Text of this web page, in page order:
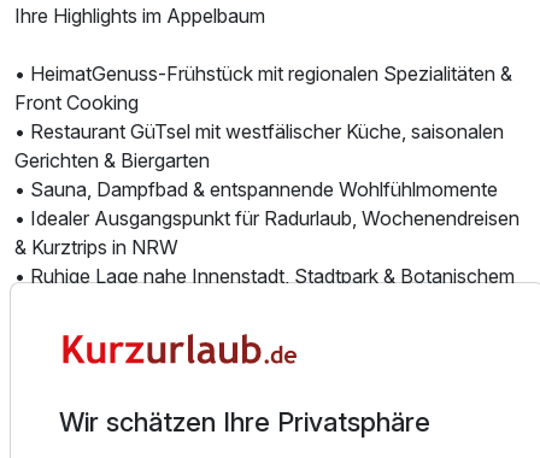
Ihre Highlights im Appelbaum
• HeimatGenuss-Frühstück mit regionalen Spezialitäten &
Front Cooking
• Restaurant GüTsel mit westfälischer Küche, saisonalen
Gerichten & Biergarten
• Sauna, Dampfbad & entspannende Wohlfühlmomente
• Idealer Ausgangspunkt für Radurlaub, Wochenendreisen
& Kurztrips in NRW
• Ruhige Lage nahe Innenstadt, Stadtpark & Botanischem
• Kostenfreies Highspeed-WLAN & Parkplätze direkt am
Die 58 liebevoll eingerichteten Zimmer bieten eine
Wir schätzen Ihre Privatsphäre